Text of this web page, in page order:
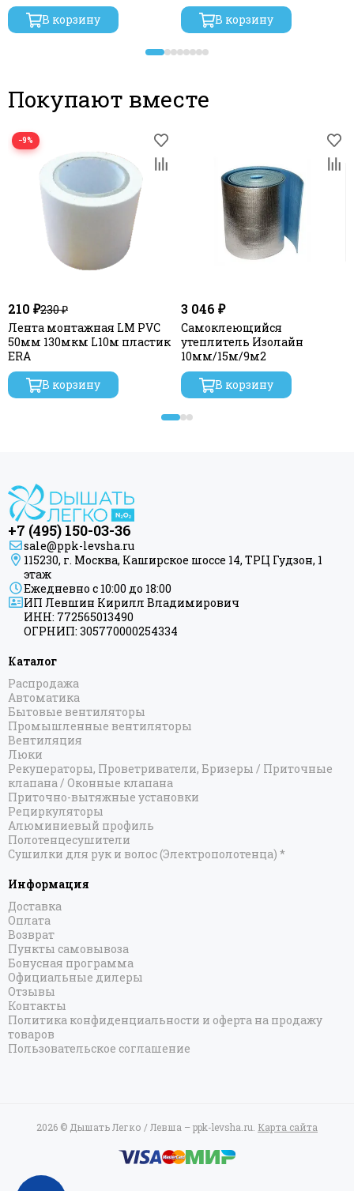
В корзину
В корзину
Покупают вместе
−9%
210 ₽230 ₽
Лента монтажная LM PVC
50мм 130мкм L10м пластик
ERA
В корзину
3 046 ₽
Самоклеющийся
утеплитель Изолайн
10мм/15м/9м2
В корзину
+7 (495) 150-03-36
sale@ppk-levsha.ru
115230, г. Москва, Каширское шоссе 14, ТРЦ Гудзон, 1
этаж
Ежедневно с 10:00 до 18:00
ИП Левшин Кирилл Владимирович
ИНН: 772565013490
ОГРНИП: 305770000254334
Каталог
Распродажа
Автоматика
Бытовые вентиляторы
Промышленные вентиляторы
Вентиляция
Люки
Рекуператоры, Проветриватели, Бризеры / Приточные
клапана / Оконные клапана
Приточно-вытяжные установки
Рециркуляторы
Алюминиевый профиль
Полотенцесушители
Сушилки для рук и волос (Электрополотенца) *
Информация
Доставка
Оплата
Возврат
Пункты самовывоза
Бонусная программа
Официальные дилеры
Отзывы
Контакты
Политика конфиденциальности и оферта на продажу
товаров
Пользовательское соглашение
2026 © Дышать Легко / Левша – ppk-levsha.ru. Карта сайта